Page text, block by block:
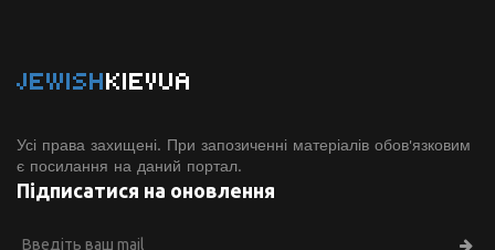
JEWISHKIEVUA
Усі права захищені. При запозиченні матеріалів обов'язковим
є посилання на даний портал.
Підписатися на оновлення